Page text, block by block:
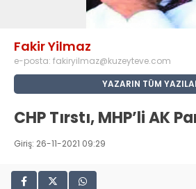
Fakir Yilmaz
e-posta: fakiryilmaz@kuzeyteve.com
YAZARIN TÜM
CHP Tırstı, MHP’li AK
Giriş: 26-11-2021 09:29